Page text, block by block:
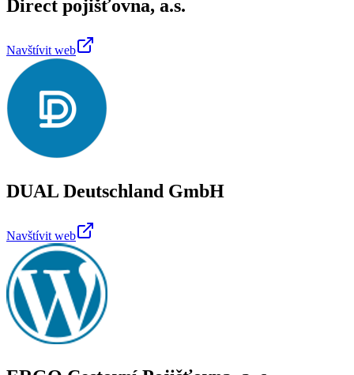
Direct pojišťovna, a.s.
Navštívit web
DUAL Deutschland GmbH
Navštívit web